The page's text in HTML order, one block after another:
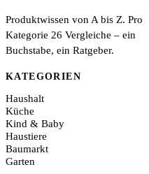
Produktwissen von A bis Z. Pro
Kategorie 26 Vergleiche – ein
Buchstabe, ein Ratgeber.
KATEGORIEN
Haushalt
Küche
Kind & Baby
Haustiere
Baumarkt
Garten